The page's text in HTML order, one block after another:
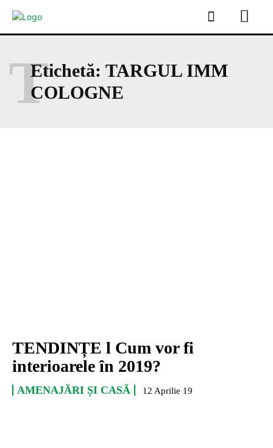
Etichetă: TARGUL IMM
COLOGNE
T
TENDINȚE l Cum vor fi
interioarele în 2019?
AMENAJĂRI ȘI CASĂ 12 Aprilie 19